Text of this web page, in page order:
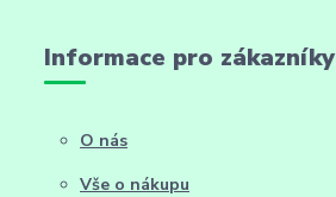
Informace pro zákazníky
O nás
Vše o nákupu